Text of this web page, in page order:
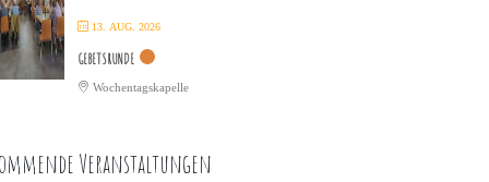
13. AUG. 2026
GEBETSRUNDE
Wochentagskapelle
Veranstaltungen